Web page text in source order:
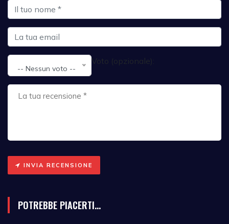
Voto (opzionale):
-- Nessun voto --
INVIA RECENSIONE
POTREBBE PIACERTI...